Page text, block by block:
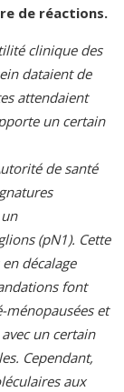
de réactions.
clinique des
dataient de
attendaient
un certain
de santé
(pN1). Cette
décalage
font
et
un certain
Cependant,
aux